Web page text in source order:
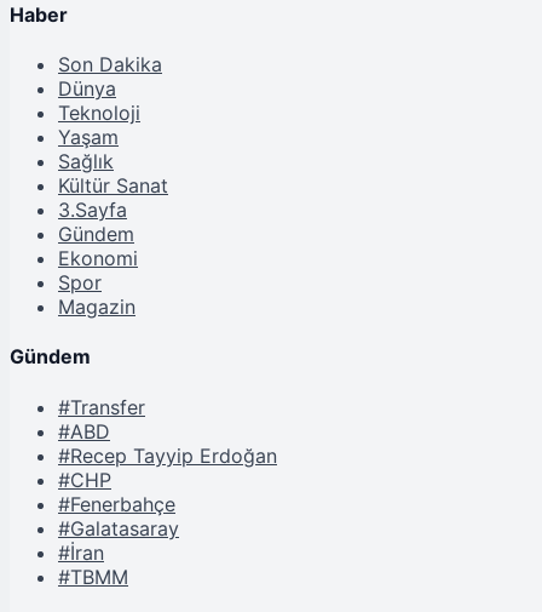
Haber
Son Dakika
Dünya
Teknoloji
Yaşam
Sağlık
Kültür Sanat
3.Sayfa
Gündem
Ekonomi
Spor
Magazin
Gündem
#Transfer
#ABD
#Recep Tayyip Erdoğan
#CHP
#Fenerbahçe
#Galatasaray
#İran
#TBMM